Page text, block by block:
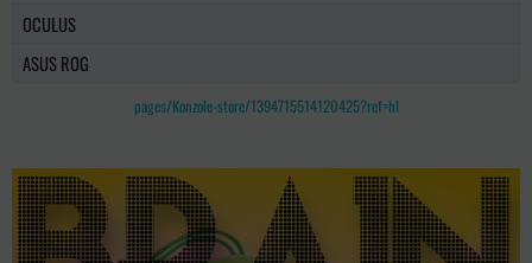
OCULUS
ASUS ROG
pages/Konzole-store/1394715514120425?ref=hl